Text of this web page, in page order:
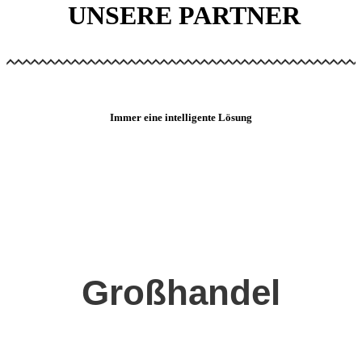
UNSERE PARTNER
Immer eine intelligente Lösung
Großhandel